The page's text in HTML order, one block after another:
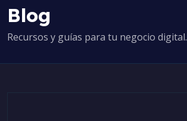
Blog
Recursos y guías para tu negocio digital.